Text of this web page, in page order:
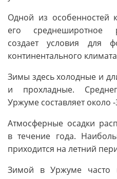
Одной из особенностей
его среднеширотное
создает условия для
континентального
Зимы здесь холодные и
и прохладные.
Уржуме составляет около -
Атмосферные осадки
в течение года.
приходится на летний
Зимой в Уржуме часто